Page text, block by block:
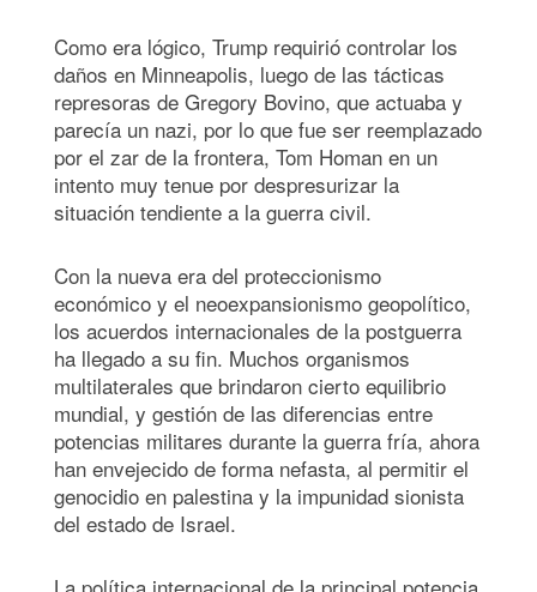
Como era lógico, Trump requirió controlar los
daños en Minneapolis, luego de las tácticas
represoras de Gregory Bovino, que actuaba y
parecía un nazi, por lo que fue ser reemplazado
por el zar de la frontera, Tom Homan en un
intento muy tenue por despresurizar la
situación tendiente a la guerra civil.
Con la nueva era del proteccionismo
económico y el neoexpansionismo geopolítico,
los acuerdos internacionales de la postguerra
ha llegado a su fin. Muchos organismos
multilaterales que brindaron cierto equilibrio
mundial, y gestión de las diferencias entre
potencias militares durante la guerra fría, ahora
han envejecido de forma nefasta, al permitir el
genocidio en palestina y la impunidad sionista
del estado de Israel.